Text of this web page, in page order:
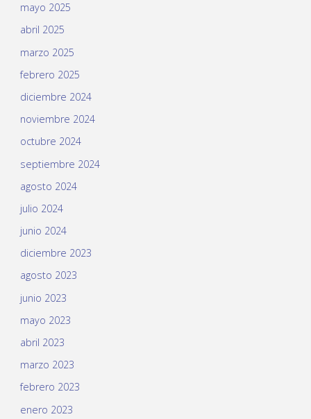
mayo 2025
abril 2025
marzo 2025
febrero 2025
diciembre 2024
noviembre 2024
octubre 2024
septiembre 2024
agosto 2024
julio 2024
junio 2024
diciembre 2023
agosto 2023
junio 2023
mayo 2023
abril 2023
marzo 2023
febrero 2023
enero 2023